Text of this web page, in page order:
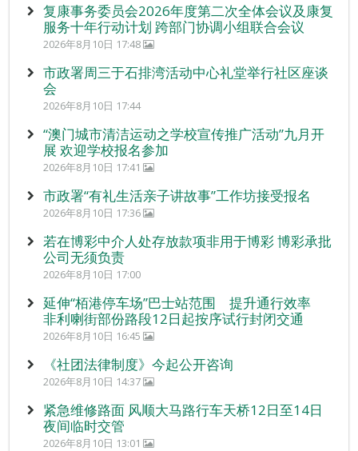
复康事务委员会2026年度第二次全体会议及康复
服务十年行动计划 跨部门协调小组联合会议
2026年8月10日 17:48
市政署周三于石排湾活动中心礼堂举行社区座谈
会
2026年8月10日 17:44
“澳门城市清洁运动之学校宣传推广活动”九月开
展 欢迎学校报名参加
2026年8月10日 17:41
市政署“有礼生活亲子讲故事”工作坊接受报名
2026年8月10日 17:36
若在博彩中介人处存放款项非用于博彩 博彩承批
公司无须负责
2026年8月10日 17:00
延伸“栢港停车场”巴士站范围 提升通行效率
非利喇街部份路段12日起按序试行封闭交通
2026年8月10日 16:45
《社团法律制度》今起公开咨询
2026年8月10日 14:37
紧急维修路面 风顺大马路行车天桥12日至14日
夜间临时交管
2026年8月10日 13:01